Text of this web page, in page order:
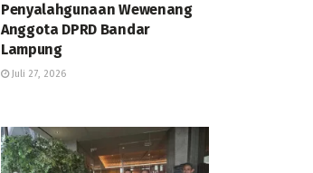
Penyalahgunaan Wewenang
Anggota DPRD Bandar
Lampung
Juli 27, 2026